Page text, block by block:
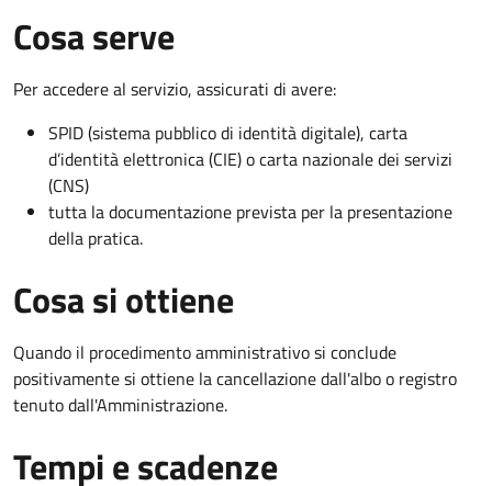
Cosa serve
Per accedere al servizio, assicurati di avere:
SPID (sistema pubblico di identità digitale), carta
d’identità elettronica (CIE) o carta nazionale dei servizi
(CNS)
tutta la documentazione prevista per la presentazione
della pratica.
Cosa si ottiene
Quando il procedimento amministrativo si conclude
positivamente si ottiene la cancellazione dall'albo o registro
tenuto dall'Amministrazione.
Tempi e scadenze